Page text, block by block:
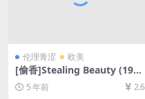
伦理青涩 欧美
[偷香]Stealing Beauty (199
6)[百度网盘+迅雷云盘资源10
80P超清][MP4/6.5GB][中英
5 年前 2.6